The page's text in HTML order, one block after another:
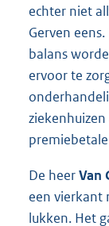
echter niet
Gerven
balans
ervoor te
De heerVan
een vierkant
lukken. Het